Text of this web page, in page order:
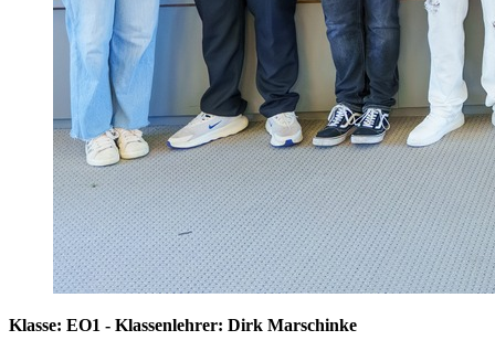
Klasse: EO1 - Klassenlehrer: Dirk Marschinke